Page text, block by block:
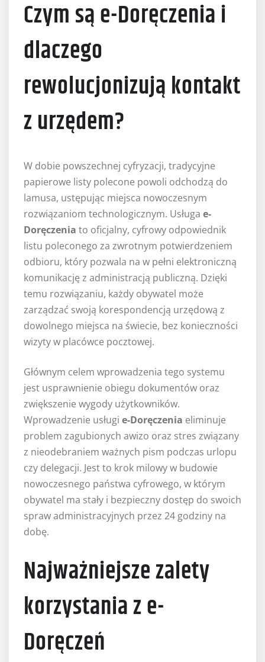
Czym są e-Doręczenia i
dlaczego
rewolucjonizują kontakt
z urzędem?
W dobie powszechnej cyfryzacji, tradycyjne
papierowe listy polecone powoli odchodzą do
lamusa, ustępując miejsca nowoczesnym
rozwiązaniom technologicznym. Usługa e-
Doręczenia to oficjalny, cyfrowy odpowiednik
listu poleconego za zwrotnym potwierdzeniem
odbioru, który pozwala na w pełni elektroniczną
komunikację z administracją publiczną. Dzięki
temu rozwiązaniu, każdy obywatel może
zarządzać swoją korespondencją urzędową z
dowolnego miejsca na świecie, bez konieczności
wizyty w placówce pocztowej.
Głównym celem wprowadzenia tego systemu
jest usprawnienie obiegu dokumentów oraz
zwiększenie wygody użytkowników.
Wprowadzenie usługi e-Doręczenia eliminuje
problem zagubionych awizo oraz stres związany
z nieodebraniem ważnych pism podczas urlopu
czy delegacji. Jest to krok milowy w budowie
nowoczesnego państwa cyfrowego, w którym
obywatel ma stały i bezpieczny dostęp do swoich
spraw administracyjnych przez 24 godziny na
dobę.
Najważniejsze zalety
korzystania z e-
Doręczeń